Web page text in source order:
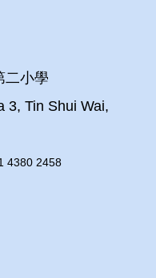
二小學
3, Tin Shui Wai,
4380 2458